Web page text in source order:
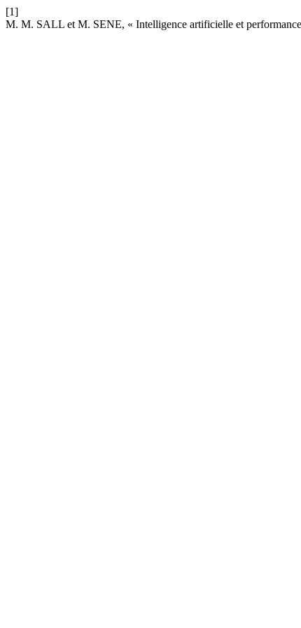
[1]
M. M. SALL et M. SENE, « Intelligence artificielle et performance